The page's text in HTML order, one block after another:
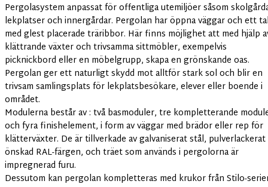
Pergolasystem anpassat för offentliga utemiljöer såsom
lekplatser och innergårdar. Pergolan har öppna väggar och ett
med glest placerade träribbor. Här finns möjlighet att med hjälp
klättrande växter och trivsamma sittmöbler, exempelvis
picknickbord eller en möbelgrupp, skapa en grönskande oas.
Pergolan ger ett naturligt skydd mot alltför stark sol och blir en
trivsam samlingsplats för lekplatsbesökare, elever eller boende i
området.
Modulerna består av : två basmoduler, tre kompletterande
och fyra finishelement, i form av väggar med brädor eller rep för
klätterväxter. De är tillverkade av galvaniserat stål, pulverlackerat
önskad RAL-färgen, och träet som används i pergolorna är
impregnerad furu.
Dessutom kan pergolan kompletteras med krukor från Stilo-